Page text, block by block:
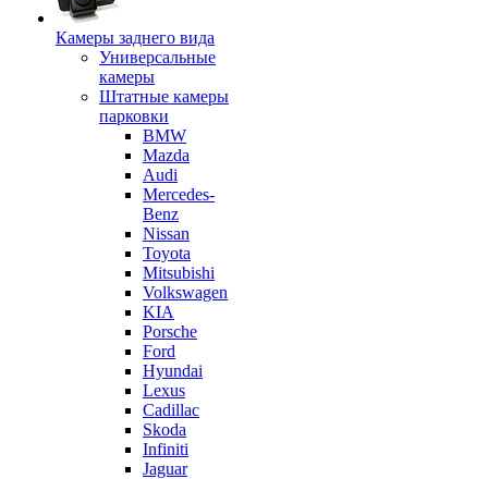
Камеры заднего вида
Универсальные
камеры
Штатные камеры
парковки
BMW
Mazda
Audi
Mercedes-
Benz
Nissan
Toyota
Mitsubishi
Volkswagen
KIA
Porsche
Ford
Hyundai
Lexus
Cadillac
Skoda
Infiniti
Jaguar